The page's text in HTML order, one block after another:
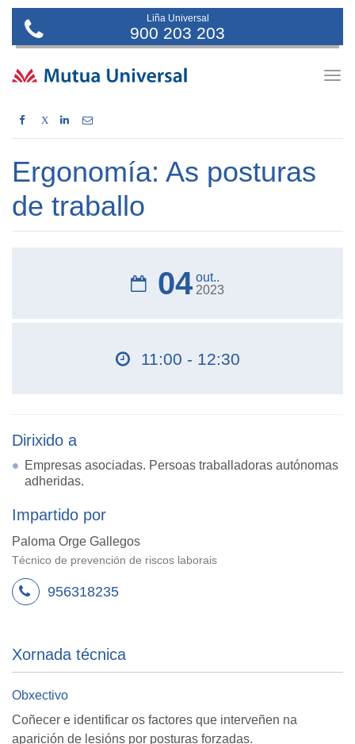
Liña Universal
900 203 203
X
Ergonomía: As posturas
de traballo
04 out..
2023
11:00 - 12:30
Dirixido a
Empresas asociadas. Persoas traballadoras autónomas
adheridas.
Impartido por
Paloma Orge Gallegos
Técnico de prevención de riscos laborais
956318235
Xornada técnica
Obxectivo
Coñecer e identificar os factores que interveñen na
aparición de lesións por posturas forzadas.